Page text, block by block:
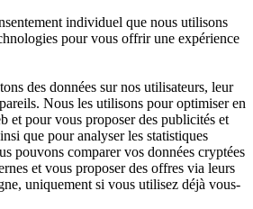
individuel que nous utilisons
pour vous offrir une expérience
des données sur nos utilisateurs, leur
Nous les utilisons pour optimiser en
et pour vous proposer des publicités et
que pour analyser les statistiques
pouvons comparer vos données cryptées
et vous proposer des offres via leurs
uniquement si vous utilisez déjà vous-